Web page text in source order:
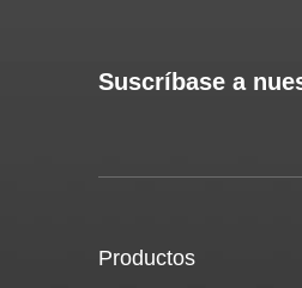
Suscríbase a
Productos